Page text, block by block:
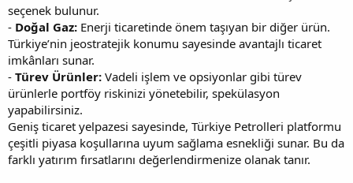
seçenek bulunur.
- Doğal Gaz: Enerji ticaretinde önem taşıyan bir diğer ürün.
Türkiye’nin jeostratejik konumu sayesinde avantajlı ticaret
imkânları sunar.
- Türev Ürünler: Vadeli işlem ve opsiyonlar gibi türev
ürünlerle portföy riskinizi yönetebilir, spekülasyon
yapabilirsiniz.
Geniş ticaret yelpazesi sayesinde, Türkiye Petrolleri platformu
çeşitli piyasa koşullarına uyum sağlama esnekliği sunar. Bu da
farklı yatırım fırsatlarını değerlendirmenize olanak tanır.